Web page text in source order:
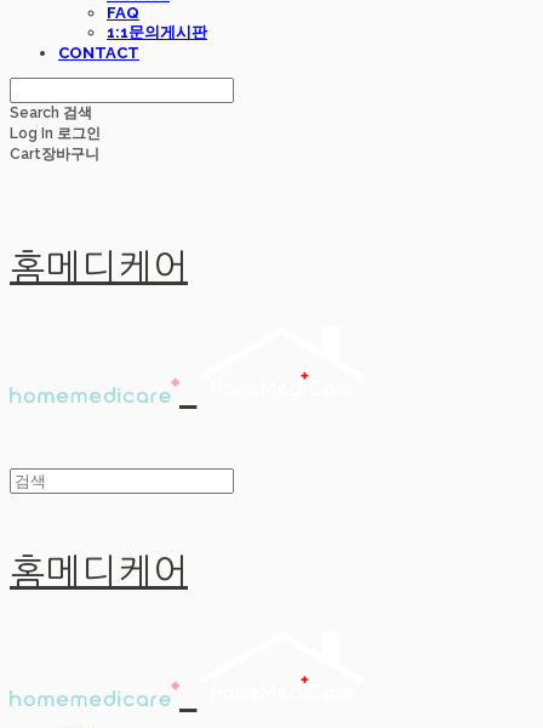
FAQ
1:1문의게시판
CONTACT
Search 검색
Log In 로그인
Cart장바구니
홈메디케어
홈메디케어